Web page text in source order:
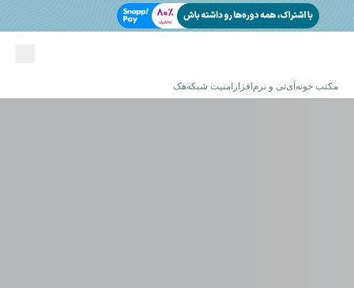
مکتب خونه آی‌تی و نرم‌افزار امنیت شبکههک